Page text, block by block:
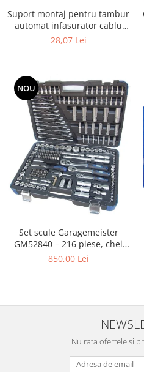
Suport montaj pentru tambur
automat infasurator cablu
BGS 3321, 3324, 3325, 3297
28,07 Lei
NOU
Set scule Garagemeister
GM52840 – 216 piese, chei
tubulare 1/4”, 3/8”, 1/2”, biți,
850,00 Lei
Nu rata ofertele si